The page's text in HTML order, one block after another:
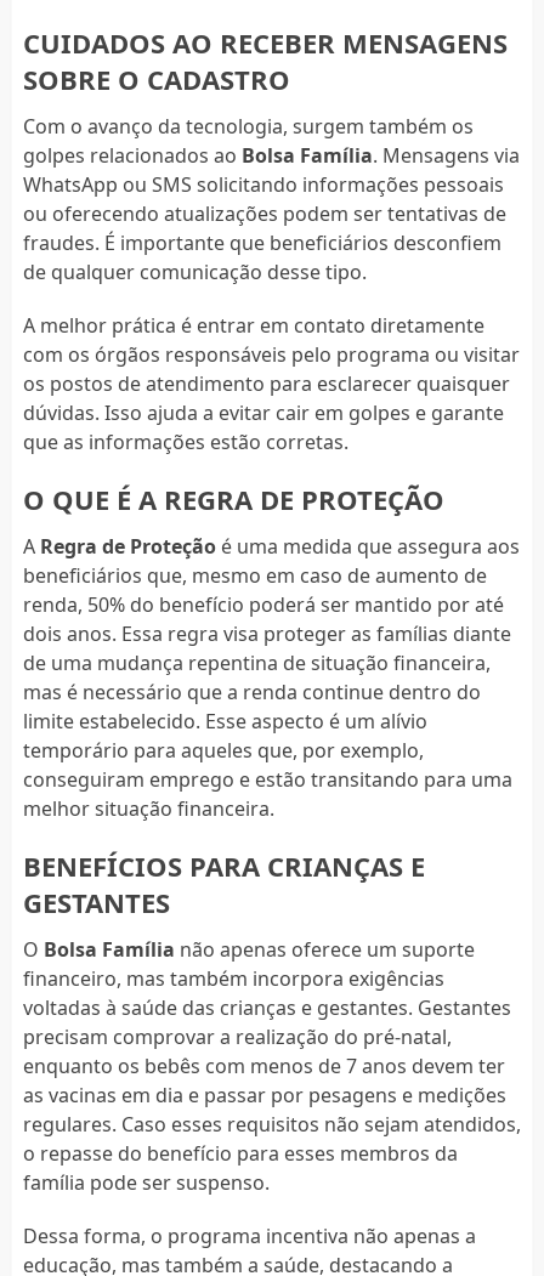
CUIDADOS AO RECEBER MENSAGENS
SOBRE O CADASTRO
Com o avanço da tecnologia, surgem também os
golpes relacionados ao Bolsa Família. Mensagens via
WhatsApp ou SMS solicitando informações pessoais
ou oferecendo atualizações podem ser tentativas de
fraudes. É importante que beneficiários desconfiem
de qualquer comunicação desse tipo.
A melhor prática é entrar em contato diretamente
com os órgãos responsáveis pelo programa ou visitar
os postos de atendimento para esclarecer quaisquer
dúvidas. Isso ajuda a evitar cair em golpes e garante
que as informações estão corretas.
O QUE É A REGRA DE PROTEÇÃO
A Regra de Proteçãoé uma medida que assegura aos
beneficiários que, mesmo em caso de aumento de
renda, 50% do benefício poderá ser mantido por até
dois anos. Essa regra visa proteger as famílias diante
de uma mudança repentina de situação financeira,
mas é necessário que a renda continue dentro do
limite estabelecido. Esse aspecto é um alívio
temporário para aqueles que, por exemplo,
conseguiram emprego e estão transitando para uma
melhor situação financeira.
BENEFÍCIOS PARA CRIANÇAS E
GESTANTES
O Bolsa Família não apenas oferece um suporte
financeiro, mas também incorpora exigências
voltadas à saúde das crianças e gestantes. Gestantes
precisam comprovar a realização do pré-natal,
enquanto os bebês com menos de 7 anos devem ter
as vacinas em dia e passar por pesagens e medições
regulares. Caso esses requisitos não sejam atendidos,
o repasse do benefício para esses membros da
família pode ser suspenso.
Dessa forma, o programa incentiva não apenas a
educação, mas também a saúde, destacando a